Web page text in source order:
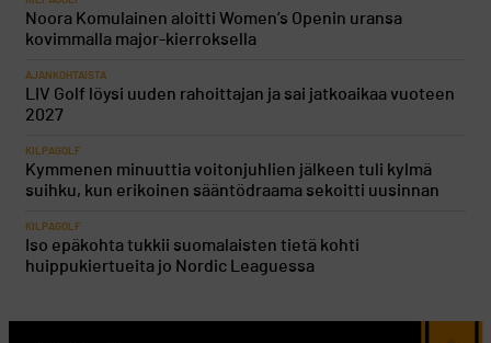
Noora Komulainen aloitti Women’s Openin uransa
kovimmalla major-kierroksella
AJANKOHTAISTA
LIV Golf löysi uuden rahoittajan ja sai jatkoaikaa vuoteen
2027
KILPAGOLF
Kymmenen minuuttia voitonjuhlien jälkeen tuli kylmä
suihku, kun erikoinen sääntödraama sekoitti uusinnan
KILPAGOLF
Iso epäkohta tukkii suomalaisten tietä kohti
huippukiertueita jo Nordic Leaguessa